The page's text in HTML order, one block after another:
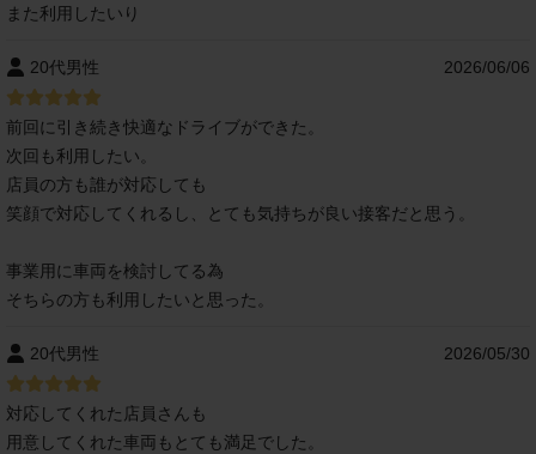
また利用したいり
20代男性 2026/06/06
前回に引き続き快適なドライブができた。
次回も利用したい。
店員の方も誰が対応しても
笑顔で対応してくれるし、とても気持ちが良い接客だと思う。
事業用に車両を検討してる為
そちらの方も利用したいと思った。
20代男性 2026/05/30
対応してくれた店員さんも
用意してくれた車両もとても満足でした。